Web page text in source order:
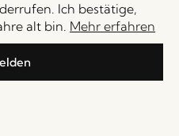
Ich bestätige,
alt bin. Mehr erfahren